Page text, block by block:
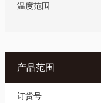
温度范围
产品范围
订货号